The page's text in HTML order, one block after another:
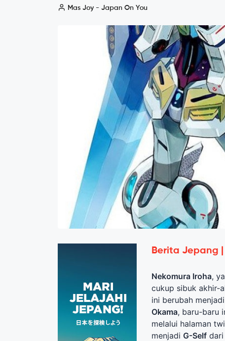
Mas Joy - Japan On You
Berita Jepang
Nekomura Iroha,
cukup sibuk akhir-
ini berubah menjadi
Okama, baru-baru
melalui halaman
menjadi G-Self dari